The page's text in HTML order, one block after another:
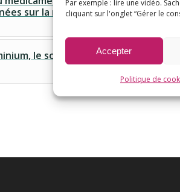
Par exemple : lire une vidéo.
cliquant sur l'onglet “Gérer le
Accepter
Politique de
sur la myofasciite
le scandale